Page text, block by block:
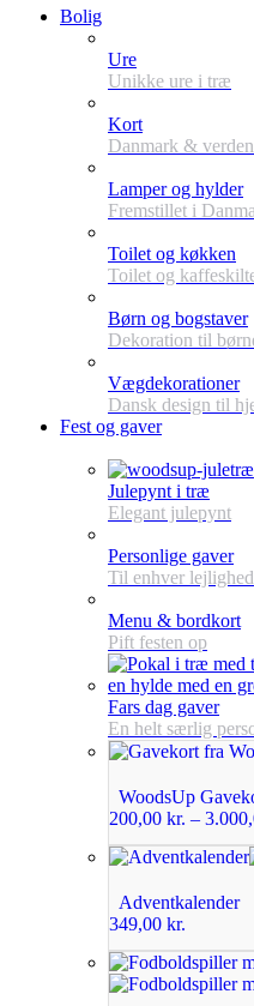
Bolig
Ure
Unikke ure i træ
Kort
Danmark &
Lamper og hylder
Fremstillet i
Toilet og køkken
Toilet og
Børn og bogstaver
Dekoration til
Vægdekorationer
Dansk design til
Fest og gaver
Julepynt i træ
Elegant julepynt
Personlige gaver
Til enhver lejlighed
Menu & bordkort
Pift festen op
Fars dag gaver
En helt særlig
WoodsUp
200,00 kr. –
Adventkalender
349,00 kr.